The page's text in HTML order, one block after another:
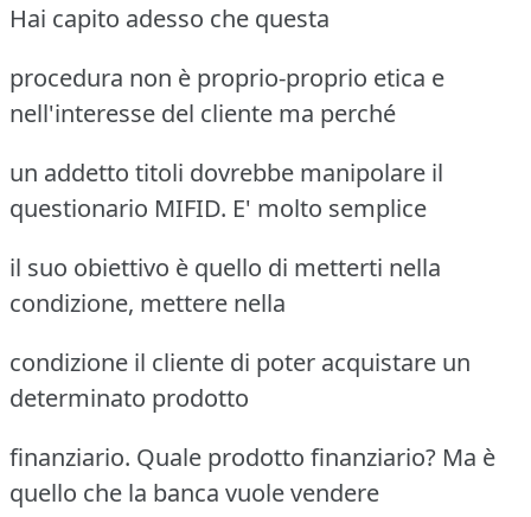
Hai capito adesso che questa
procedura non è proprio-proprio etica e
nell'interesse del cliente ma perché
un addetto titoli dovrebbe manipolare il
questionario MIFID. E' molto semplice
il suo obiettivo è quello di metterti nella
condizione, mettere nella
condizione il cliente di poter acquistare un
determinato prodotto
finanziario. Quale prodotto finanziario? Ma è
quello che la banca vuole vendere